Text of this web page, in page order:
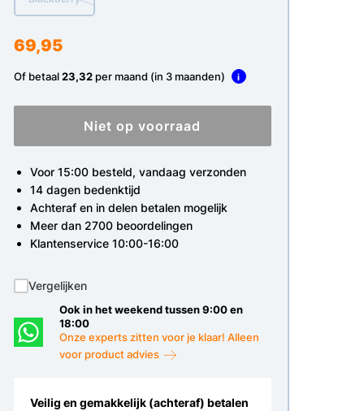
69,95
Of betaal23,32per maand (in 3 maanden) i
Niet op voorraad
Voor 15:00 besteld, vandaag verzonden
14 dagen bedenktijd
Achteraf en in delen betalen mogelijk
Meer dan 2700 beoordelingen
Klantenservice 10:00-16:00
Vergelijken
Ook in het weekend tussen 9:00 en
18:00
Onze experts zitten voor je klaar! Alleen
voor product advies
Veilig en gemakkelijk (achteraf) betalen